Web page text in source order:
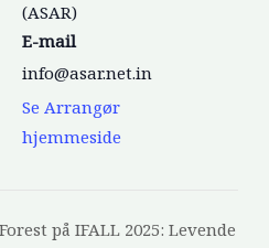
(ASAR)
E-mail
info@asar.net.in
Se Arrangør
hjemmeside
på IFALL 2025: Levende